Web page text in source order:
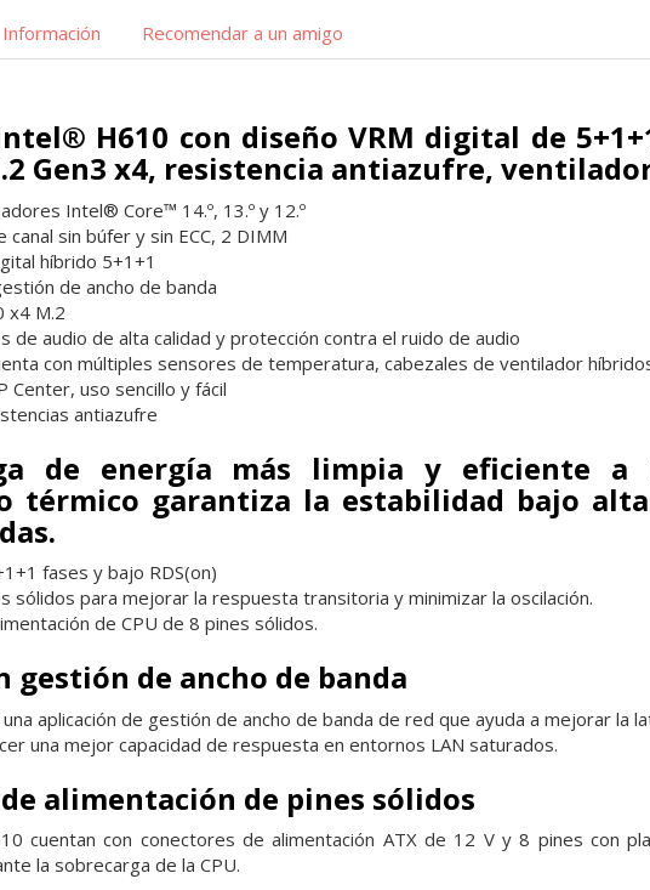
Información Recomendar a un amigo
H610 con diseño VRM digital de
Gen3 x4, resistencia antiazufre,
Intel® Core™ 14.º, 13.º y 12.º
canal sin búfer y sin ECC, 2 DIMM
híbrido 5+1+1
de ancho de banda
x4 M.2
de audio de alta calidad y protección contra el ruido de audio
con múltiples sensores de temperatura, cabezales de ventilador
Center, uso sencillo y fácil
antiazufre
de energía más limpia y eficiente a
térmico garantiza la estabilidad bajo
fases y bajo RDS(on)
sólidos para mejorar la respuesta transitoria y minimizar la oscilación.
de CPU de 8 pines sólidos.
gestión de ancho de banda
una aplicación de gestión de ancho de banda de red que ayuda a mejorar la
una mejor capacidad de respuesta en entornos LAN saturados.
alimentación de pines sólidos
cuentan con conectores de alimentación ATX de 12 V y 8 pines con
la sobrecarga de la CPU.